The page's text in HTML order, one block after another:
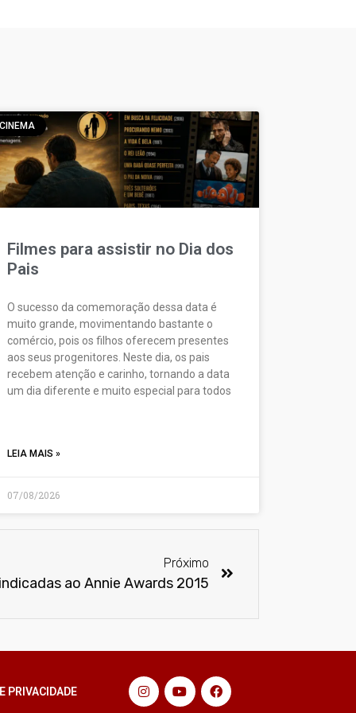
CINEMA
Filmes para assistir no Dia dos
Pais
O sucesso da comemoração dessa data é
muito grande, movimentando bastante o
comércio, pois os filhos oferecem presentes
aos seus progenitores. Neste dia, os pais
recebem atenção e carinho, tornando a data
um dia diferente e muito especial para todos
LEIA MAIS »
07/08/2026
Próximo
ao Annie Awards 2015
PRIVACIDADE